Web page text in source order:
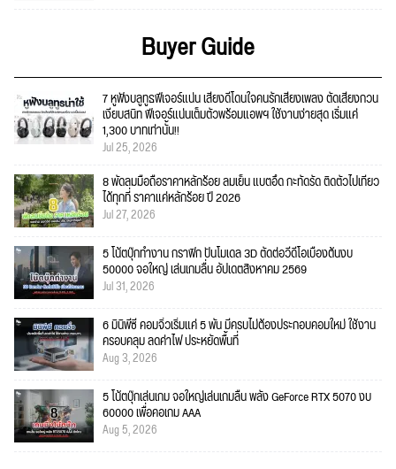
Buyer Guide
7 หูฟังบลูทูธฟีเจอร์แน่น เสียงดีโดนใจคนรักเสียงเพลง ตัดเสียงกวน
เงียบสนิท ฟีเจอร์แน่นเต็มตัวพร้อมแอพฯ ใช้งานง่ายสุด เริ่มแค่
1,300 บาทเท่านั้น!!
Jul 25, 2026
8 พัดลมมือถือราคาหลักร้อย ลมเย็น แบตอึด กะทัดรัด ติดตัวไปเที่ยว
ได้ทุกที่ ราคาแค่หลักร้อย ปี 2026
Jul 27, 2026
5 โน้ตบุ๊กทำงาน กราฟิก ปั้นโมเดล 3D ตัดต่อวีดีโอเบื้องต้นงบ
50000 จอใหญ่ เล่นเกมลื่น อัปเดตสิงหาคม 2569
Jul 31, 2026
6 มินิพีซี คอมจิ๋วเริ่มแค่ 5 พัน มีครบไม่ต้องประกอบคอมใหม่ ใช้งาน
ครอบคลุม ลดค่าไฟ ประหยัดพื้นที่
Aug 3, 2026
5 โน้ตบุ๊กเล่นเกม จอใหญ่เล่นเกมลื่น พลัง GeForce RTX 5070 งบ
60000 เพื่อคอเกม AAA
Aug 5, 2026